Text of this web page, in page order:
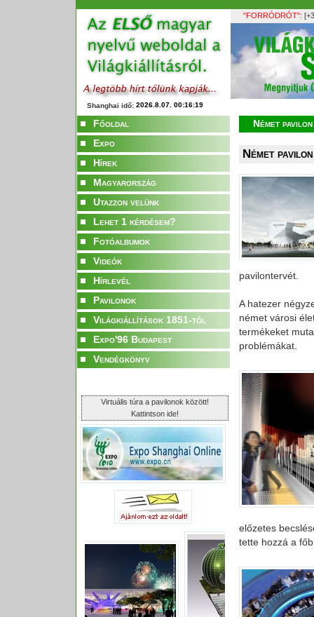
"FORRÓDRÓT":
Shanghai idő:
Főoldal
Expo
Hírek
Magyarország
Utazzon velünk
Lehet 1 kérdésem?
Fotóalbumok
Videók
Hírlevél
Pavilonok
Világkiállítások 1851-től
Expo'96 Budapest
Vendégkönyv
Virtuális túra a pavilonok között!
Kattintson ide!
Német pavilon
Német
pavilontervét.
A hatezer
német városi
termékeket
problémákat.
előzetes
tette hozzá a